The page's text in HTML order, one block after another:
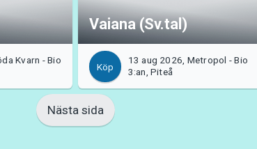
Kvarn - Bio
Vaiana (Sv.tal)
Köp
13 aug 2026, Metropol - Bio
3:an, Piteå
Nästa sida